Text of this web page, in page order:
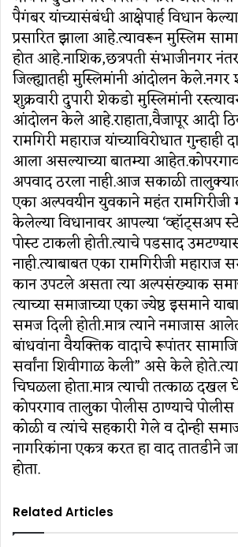
पैगंबर यांच्यासंबंधी आक्षेपार्ह विधान
प्रसारित झाला आहे.त्यावरून मुस्लिम
होत आहे.नाशिक,छत्रपती संभाजीनगर
जिल्ह्यातही मुस्लिमांनी आंदोलन केले.नगर
शुक्रवारी दुपारी शेकडो मुस्लिमांनी
आंदोलन केले आहे.राहाता,वैजापूर आदी
रामगिरी महाराज यांच्याविरोधात
आला असल्याच्या बातम्या
अपवाद ठरला नाही.आज सकाळी
एका अल्पवयीन युवकाने महंत रामगिरीजी
केलेल्या विधानावर आपल्या ‘व्हॉट्सअप
पोस्ट टाकली होती.त्याचे पडसाद
नाही.त्याबाबत एका रामगिरीजी
कान उपटले असता त्या अल्पसंख्याक
त्याच्या समाजाच्या एका ज्येष्ठ इसमाने
समज दिली होती.मात्र त्याने नमाजास
बांधवांना वैयक्तिक वादाचे रूपांतर
सर्वांना शिवीगाळ केली” असे केले
चिघळला होता.मात्र त्याची तत्काळ दखल
कोपरगाव तालुका पोलीस ठाण्याचे पोलीस
कोळी व त्यांचे सहकारी गेले व दोन्ही
नागरिकांना एकत्र करत हा वाद तातडीने
होता.
Related Articles